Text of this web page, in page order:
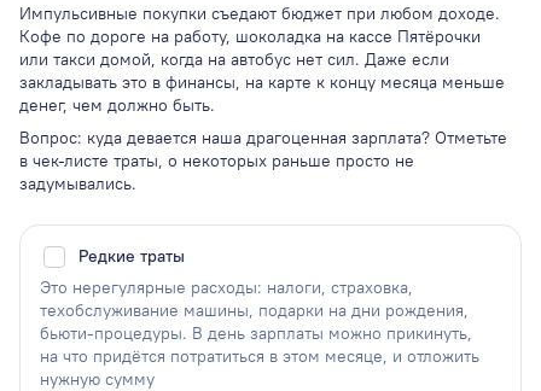
Импульсивные покупки съедают бюджет при любом доходе.
Кофе по дороге на работу, шоколадка на кассе Пятёрочки
или такси домой, когда на автобус нет сил. Даже если
закладывать это в финансы, на карте к концу месяца меньше
денег, чем должно быть.
Вопрос: куда девается наша драгоценная зарплата? Отметьте
в чек-листе траты, о некоторых раньше просто не
задумывались.
Редкие траты
Это нерегулярные расходы: налоги, страховка,
техобслуживание машины, подарки на дни рождения,
бьюти-процедуры. В день зарплаты можно прикинуть,
на что придётся потратиться в этом месяце, и отложить
нужную сумму